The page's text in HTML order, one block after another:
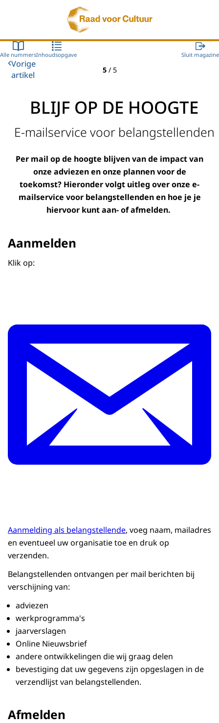
Naar de homepage van Raad voor Cultuur
Alle nummersInhoudsopgave Sluit magazine
Vorige
artikel
5 / 5
BLIJF OP DE HOOGTE
E-mailservice voor belangstellenden
Per mail op de hoogte blijven van de impact van
onze adviezen en onze plannen voor de
toekomst? Hieronder volgt uitleg over onze e-
mailservice voor belangstellenden en hoe je je
hiervoor kunt aan- of afmelden.
Aanmelden
Klik op:
Aanmelding als belangstellende, voeg naam, mailadres
en eventueel uw organisatie toe en druk op
verzenden.
Belangstellenden ontvangen per mail berichten bij
verschijning van:
adviezen
werkprogramma's
jaarverslagen
Online Nieuwsbrief
andere ontwikkelingen die wij graag delen
bevestiging dat uw gegevens zijn opgeslagen in de
verzendlijst van belangstellenden.
Afmelden